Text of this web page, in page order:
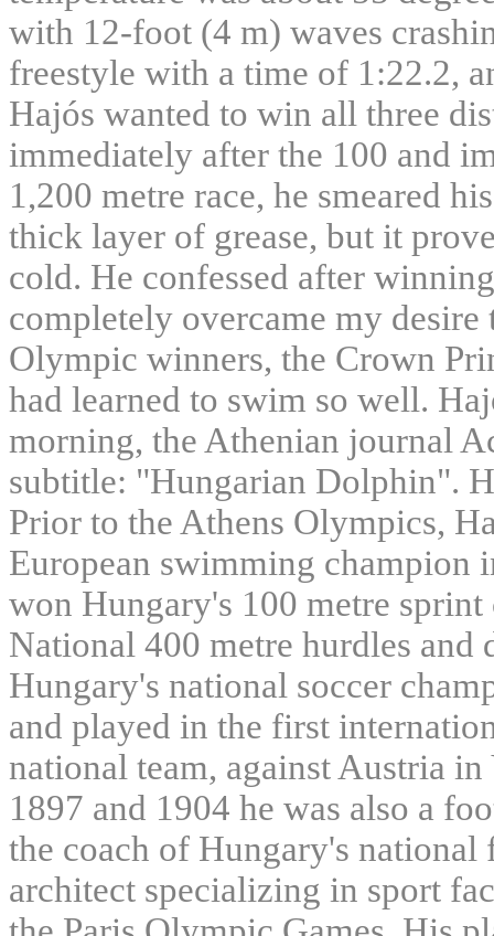
with 12-foot (4 m) waves
freestyle with a time of 1:22.2,
Hajós wanted to win all three
immediately after the 100 and
1,200 metre race, he smeared
thick layer of grease, but it
cold. He confessed after
completely overcame my
Olympic winners, the Crown
had learned to swim so well.
morning, the Athenian journal
subtitle: "Hungarian Dolphin".
Prior to the Athens Olympics,
European swimming champion
won Hungary's 100 metre
National 400 metre hurdles
Hungary's national soccer
and played in the first
national team, against Austria
1897 and 1904 he was also a
the coach of Hungary's
architect specializing in sport